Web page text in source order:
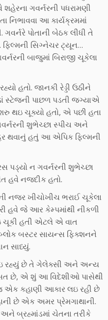
ગવર્નરની પધરામણી
નિભાવવા આ કાર્યક્રમમાં
પોતાની બેઠક લીધી તે
સિગ્નેચર ટ્યૂન…
બાજુમાં બિરાજી ચૂકેલા
હતો. જાનકી રેડ્ડી ઉઠીને
સ્ટેજની પાછળ પડતી જગ્યાએ
થઇ ચૂક્યો હતો, એ પછી હતા
શુભેચ્છા સ્પીચ અને
થવાનું હતું આ એપિક ફિલ્મની
પડ્યો ન ગવર્નરની શુભેચ્છા
હવે નજદીક હતો.
નજર ખીચોખીચ ભરાઈ ચૂકેલા
હવે જે આર કેમ્પમાંથી નીકળી
હતી એટલે એ વાત
બ્લોક બસ્ટર સાયન્સ ફિક્શનને
સાધ્યું.
થઇ રહ્યું છે તે ગેલેક્સી અને અન્ય
છે, એ શું આ વિદેશીઓ પાસેથી
કહાણી આકાર લઇ રહી છે
છે એક અમર પ્રેમગાથાની.
અને બ્રહ્માંડમાં ચેતના તરીકે